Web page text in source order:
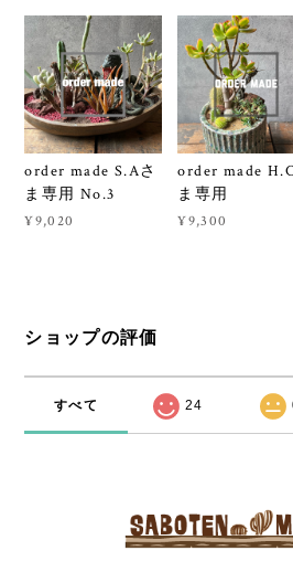
order made S.Aさ
ま専用 No.3
¥9,020
order made
ま専用
¥9,300
ショップの評価
すべて 24